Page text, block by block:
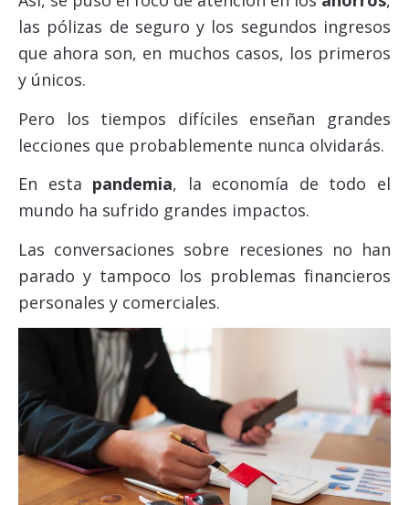
las pólizas de seguro y los segundos ingresos
que ahora son, en muchos casos, los primeros
y únicos.
Pero los tiempos difíciles enseñan grandes
lecciones que probablemente nunca olvidarás.
En esta pandemia, la economía de todo el
mundo ha sufrido grandes impactos.
Las conversaciones sobre recesiones no han
parado y tampoco los problemas financieros
personales y comerciales.